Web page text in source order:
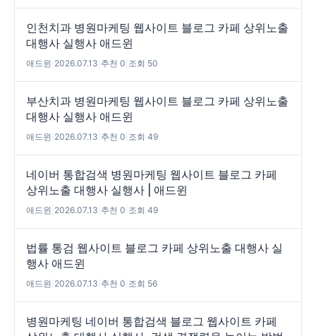
인천치과 병원마케팅 웹사이트 블로그 카페 상위노출
대행사 실행사 애드윈
애드윈 2026.07.13 추천 0 조회 50
부산치과 병원마케팅 웹사이트 블로그 카페 상위노출
대행사 실행사 애드윈
애드윈 2026.07.13 추천 0 조회 49
네이버 통합검색 병원마케팅 웹사이트 블로그 카페
상위노출 대행사 실행사 | 애드윈
애드윈 2026.07.13 추천 0 조회 49
법률 통검 웹사이트 블로그 카페 상위노출 대행사 실
행사 애드윈
애드윈 2026.07.13 추천 0 조회 56
병원마케팅 네이버 통합검색 블로그 웹사이트 카페